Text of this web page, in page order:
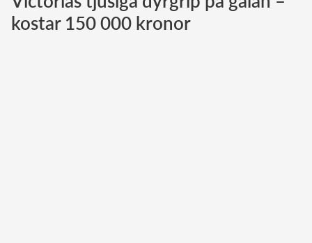
Norska kungahuset
kostar 150 000 kronor